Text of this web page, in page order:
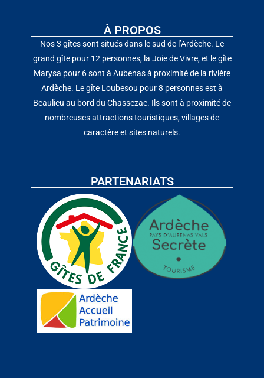
À PROPOS
Nos 3 gîtes sont situés dans le sud de l’Ardèche. Le
grand gîte pour 12 personnes, la Joie de Vivre, et le gîte
Marysa pour 6 sont à Aubenas à proximité de la rivière
Ardèche. Le gîte Loubesou pour 8 personnes est à
Beaulieu au bord du Chassezac. Ils sont à proximité de
nombreuses attractions touristiques, villages de
caractère et sites naturels.
PARTENARIATS